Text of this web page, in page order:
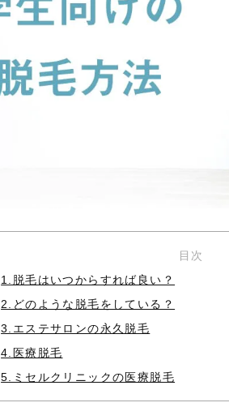
目次
1.脱毛はいつからすれば良い？
2.どのような脱毛をしている？
3.エステサロンの永久脱毛
4.医療脱毛
5.ミセルクリニックの医療脱毛